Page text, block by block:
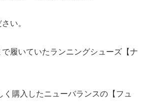
い。
履いていたランニングシューズ【ナ
く購入したニューバランスの【フュ